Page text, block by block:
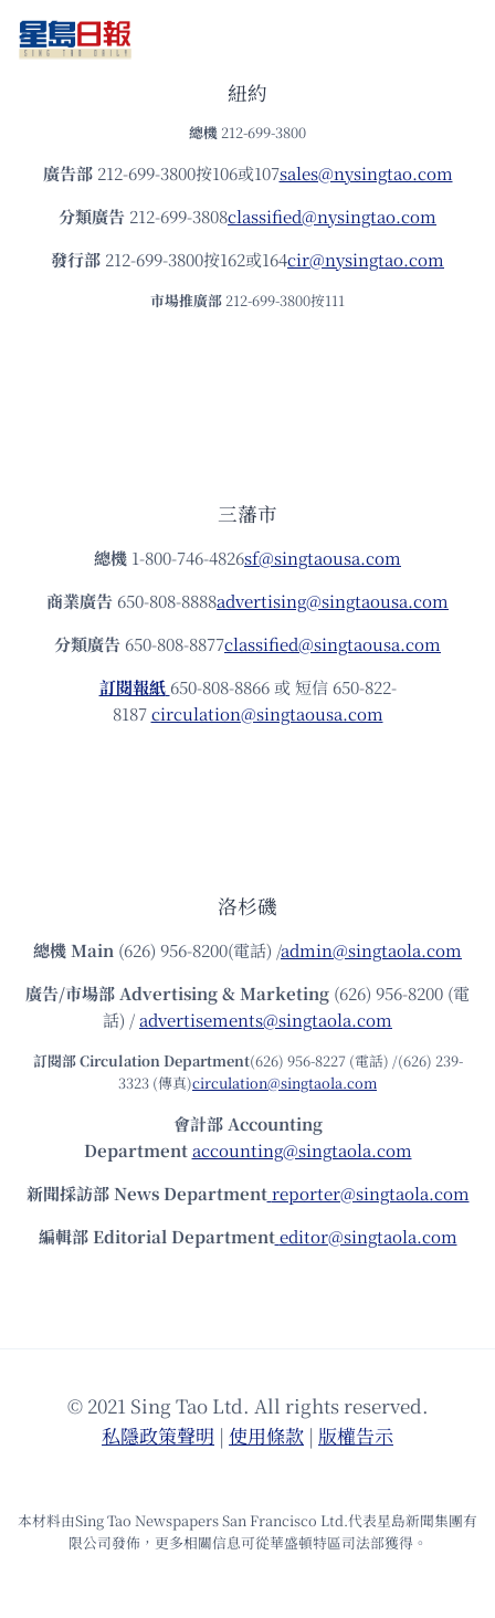
紐約
總機 212-699-3800
廣告部212-699-3800按106或107sales@nysingtao.com
分類廣告 212-699-3808classified@nysingtao.com
發⾏部 212-699-3800按162或164cir@nysingtao.com
市場推廣部 212-699-3800按111
三藩市
總機 1-800-746-4826sf@singtaousa.com
商業廣告 650-808-8888advertising@singtaousa.com
分類廣告 650-808-8877classified@singtaousa.com
訂閱報紙 650-808-8866 或 短信 650-822-
8187circulation@singtaousa.com
洛杉磯
總機Main (626) 956-8200(電話) /admin@singtaola.com
廣告/市場部Advertising & Marketing (626) 956-8200 (電
話) /advertisements@singtaola.com
訂閱部 Circulation Department(626) 956-8227 (電話) /(626) 239-
3323 (傳真)circulation@singtaola.com
會計部 Accounting
Department accounting@singtaola.com
新聞採訪部 News Department reporter@singtaola.com
編輯部 Editorial Department editor@singtaola.com
© 2021 Sing Tao Ltd. All rights reserved.
私隱政策聲明 | 使⽤條款 | 版權告⽰
本材料由Sing Tao Newspapers San Francisco Ltd.代表星島新聞集團有
限公司發佈，更多相關信息可從華盛頓特區司法部獲得。